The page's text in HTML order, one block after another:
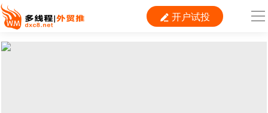
 开户试投
导